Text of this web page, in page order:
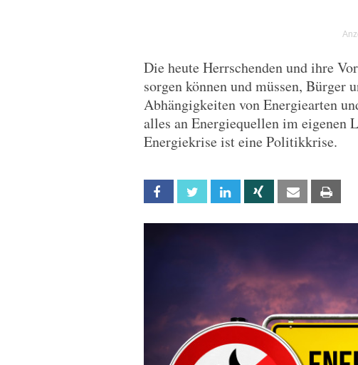
Die heute Herrschenden und ihre
sorgen können und müssen,
Abhängigkeiten von Energiearten
alles an Energiequellen im eigenen
Energiekrise ist eine Politikkrise.
Facebook Twitter Linkedin Xing Email